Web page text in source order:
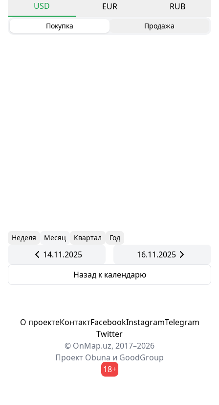
USD
EUR RUB
Покупка Продажа
Неделя Месяц Квартал Год
14.11.2025
16.11.2025
Назад к календарю
О проектеКонтактFacebookInstagramTelegram
Twitter
© OnMap.uz, 2017–2026
Проект Obuna и GoodGroup
18+